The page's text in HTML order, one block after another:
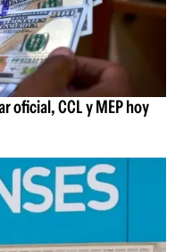
oficial, CCL y MEP hoy